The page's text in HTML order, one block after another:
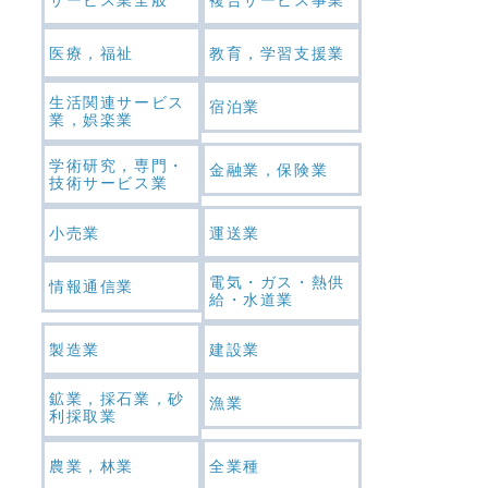
医療，福祉 教育，学習支援業
生活関連サービス
業，娯楽業
宿泊業
学術研究，専門・
技術サービス業
金融業，保険業
小売業 運送業
情報通信業
電気・ガス・熱供
給・水道業
製造業 建設業
鉱業，採石業，砂
利採取業
漁業
農業，林業 全業種